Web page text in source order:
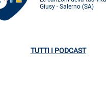
Giusy - Salerno (SA)
TUTTI I PODCAST